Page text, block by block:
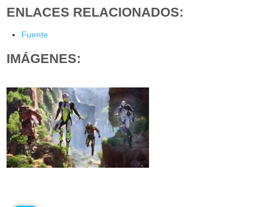
ENLACES RELACIONADOS:
Fuente
IMÁGENES: